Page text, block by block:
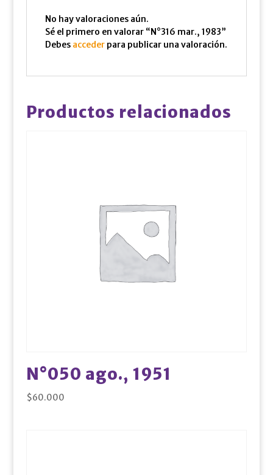
No hay valoraciones aún.
Sé el primero en valorar “N°316 mar., 1983”
Debes accederpara publicar una valoración.
Productos relacionados
N°050 ago., 1951
$60.000